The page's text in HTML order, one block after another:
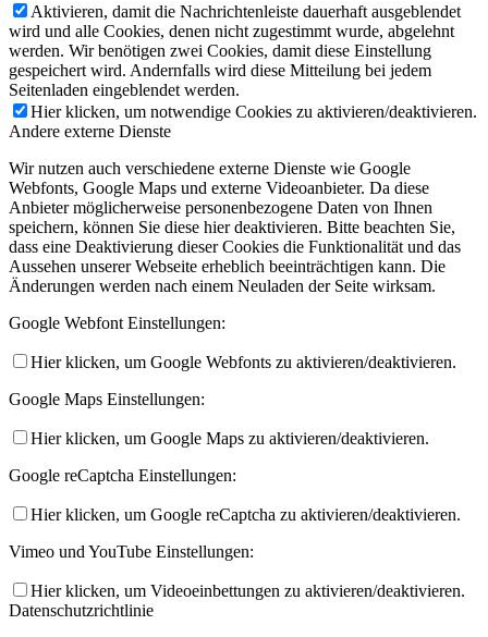
Aktivieren, damit die Nachrichtenleiste dauerhaft ausgeblendet
wird und alle Cookies, denen nicht zugestimmt wurde, abgelehnt
werden. Wir benötigen zwei Cookies, damit diese Einstellung
gespeichert wird. Andernfalls wird diese Mitteilung bei jedem
Seitenladen eingeblendet werden.
Hier klicken, um notwendige Cookies zu aktivieren/deaktivieren.
Andere externe Dienste
Wir nutzen auch verschiedene externe Dienste wie Google
Webfonts, Google Maps und externe Videoanbieter. Da diese
Anbieter möglicherweise personenbezogene Daten von Ihnen
speichern, können Sie diese hier deaktivieren. Bitte beachten Sie,
dass eine Deaktivierung dieser Cookies die Funktionalität und das
Aussehen unserer Webseite erheblich beeinträchtigen kann. Die
Änderungen werden nach einem Neuladen der Seite wirksam.
Google Webfont Einstellungen:
Hier klicken, um Google Webfonts zu aktivieren/deaktivieren.
Google Maps Einstellungen:
Hier klicken, um Google Maps zu aktivieren/deaktivieren.
Google reCaptcha Einstellungen:
Hier klicken, um Google reCaptcha zu aktivieren/deaktivieren.
Vimeo und YouTube Einstellungen:
Hier klicken, um Videoeinbettungen zu aktivieren/deaktivieren.
Datenschutzrichtlinie